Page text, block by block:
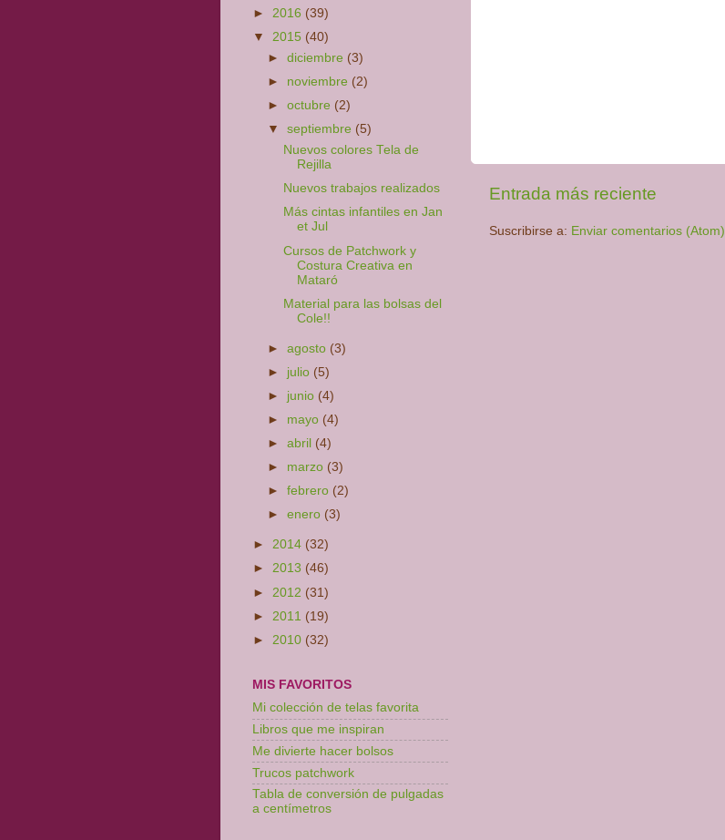
Entrada más reciente
Suscribirse a: Enviar comentarios (Atom)
► 2016 (39)
▼ 2015 (40)
►diciembre (3)
► noviembre (2)
►octubre (2)
▼septiembre (5)
Nuevos colores Tela de
Rejilla
Nuevos trabajos realizados
Más cintas infantiles en Jan
et Jul
Cursos de Patchwork y
Costura Creativa en
Mataró
Material para las bolsas del
Cole!!
►agosto (3)
► julio (5)
► junio (4)
► mayo (4)
►abril (4)
► marzo (3)
►febrero (2)
►enero (3)
► 2014 (32)
► 2013 (46)
► 2012 (31)
► 2011 (19)
► 2010 (32)
MIS FAVORITOS
Mi colección de telas favorita
Libros que me inspiran
Me divierte hacer bolsos
Trucos patchwork
Tabla de conversión de pulgadas
a centímetros